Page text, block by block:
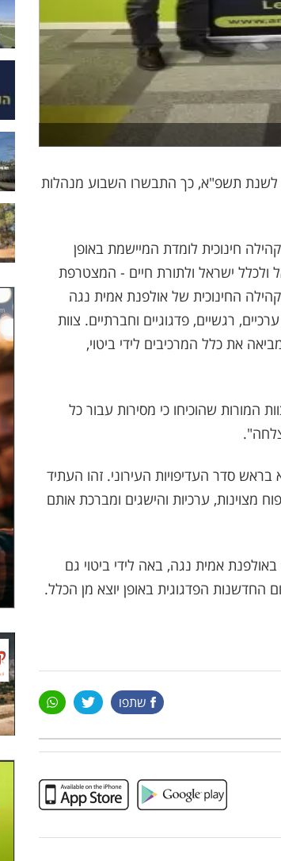
לשנת תשפ"א, כך התבשרו השבוע מנהלות
חינוכית לומדת המיישמת באופן
ולכלל ישראל ולתורת חיים - המצטרפת
הוועדה שבקהילה החינוכית של אולפנת אמית נגה
רגשיים, פדגוגיים וחברתיים. צוות
את כלל המרכיבים לידי ביטוי,
המורות שהוכיחו כי מסירות עבור כל
סדר העדיפויות העירוני. זהו העתיד
מצוינות, ערכיות והישגים ומברכת אותם
אמית נגה, באה לידי ביטוי גם
החדשנות הפדגוגית באופן יוצא מן הכלל.
שתפו